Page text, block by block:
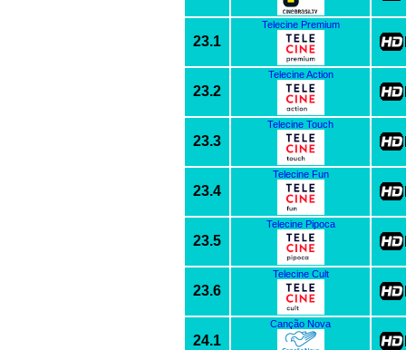
23.1
Telecine Premium
23.2
Telecine Action
23.3
Telecine Touch
23.4
Telecine Fun
23.5
Telecine Pipoca
23.6
Telecine Cult
24.1
Canção Nova